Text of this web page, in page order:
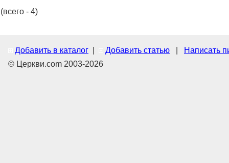
(всего - 4)
Добавить в каталог Добавить статью
Написать
© Церкви.com 2003-2026